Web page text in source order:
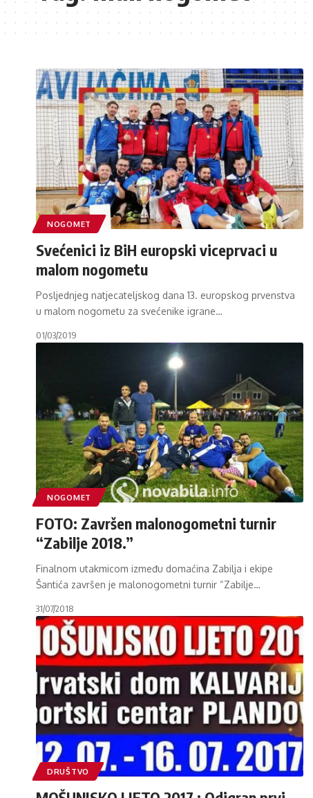
NOGOMET
Svećenici iz BiH europski viceprvaci u
malom nogometu
Posljednjeg natjecateljskog dana 13. europskog prvenstva
u malom nogometu za svećenike igrane…
01/03/2019
NOGOMET
FOTO: Završen malonogometni turnir
“Zabilje 2018.”
Finalnom utakmicom između domaćina Zabilja i ekipe
Šantića završen je malonogometni turnir “Zabilje…
31/07/2018
DRUŠTVO